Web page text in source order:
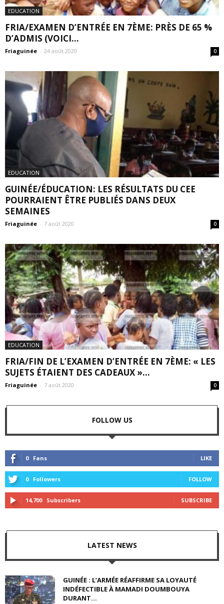
EDUCATION
FRIA/EXAMEN D’ENTRÉE EN 7ÈME: PRÈS DE 65 %
D’ADMIS (VOICI...
Friaguinée - 24 août 2020 0
EDUCATION
GUINÉE/ÉDUCATION: LES RÉSULTATS DU CEE
POURRAIENT ÊTRE PUBLIÉS DANS DEUX
SEMAINES
Friaguinée - 7 août 2020 0
EDUCATION
FRIA/FIN DE L’EXAMEN D’ENTRÉE EN 7ÈME: « LES
SUJETS ÉTAIENT DES CADEAUX »...
Friaguinée - 7 août 2020 0
FOLLOW US
0 Fans LIKE
0 Followers FOLLOW
14,700 Subscribers SUBSCRIBE
LATEST NEWS
GUINÉE : L’ARMÉE RÉAFFIRME SA LOYAUTÉ
INDÉFECTIBLE À MAMADI DOUMBOUYA
DURANT...